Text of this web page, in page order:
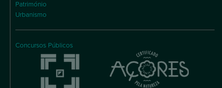
Cultura e Lazer
Desporto
Habitação
Juventude
Mobilidade
Património